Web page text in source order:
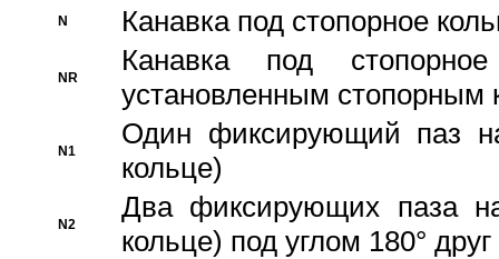
N Канавка под стопорное
NR
Канавка под
установленным стопорным
N1
Один фиксирующий паз
кольце)
N2
Два фиксирующих паза
кольце) под углом 180° друг